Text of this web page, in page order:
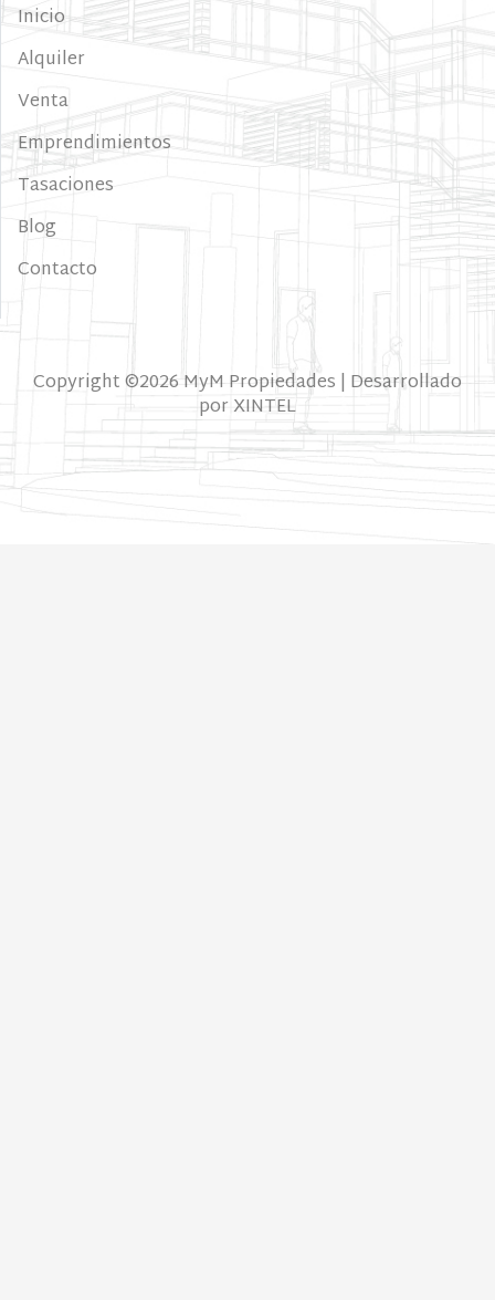
Inicio
Alquiler
Venta
Emprendimientos
Tasaciones
Blog
Contacto
Copyright ©2026 MyM Propiedades | Desarrollado
por XINTEL